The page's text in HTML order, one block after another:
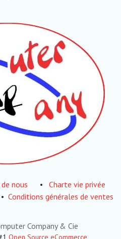
nous •
Charte vie privée
• Conditions générales de ventes
Company & Cie
Open Source eCommerce